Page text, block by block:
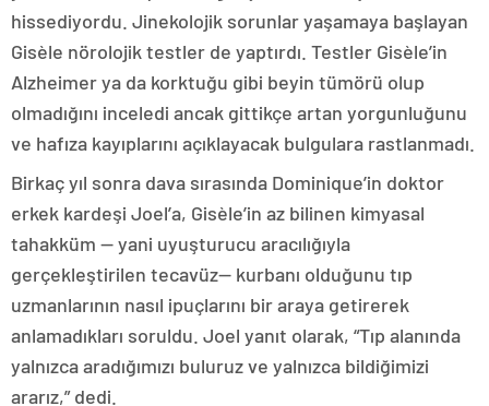
hissediyordu. Jinekolojik sorunlar yaşamaya başlayan
Gisèle nörolojik testler de yaptırdı. Testler Gisèle’in
Alzheimer ya da korktuğu gibi beyin tümörü olup
olmadığını inceledi ancak gittikçe artan yorgunluğunu
ve hafıza kayıplarını açıklayacak bulgulara rastlanmadı.
Birkaç yıl sonra dava sırasında Dominique’in doktor
erkek kardeşi Joel’a, Gisèle’in az bilinen kimyasal
tahakküm — yani uyuşturucu aracılığıyla
gerçekleştirilen tecavüz— kurbanı olduğunu tıp
uzmanlarının nasıl ipuçlarını bir araya getirerek
anlamadıkları soruldu. Joel yanıt olarak, “Tıp alanında
yalnızca aradığımızı buluruz ve yalnızca bildiğimizi
ararız,” dedi.